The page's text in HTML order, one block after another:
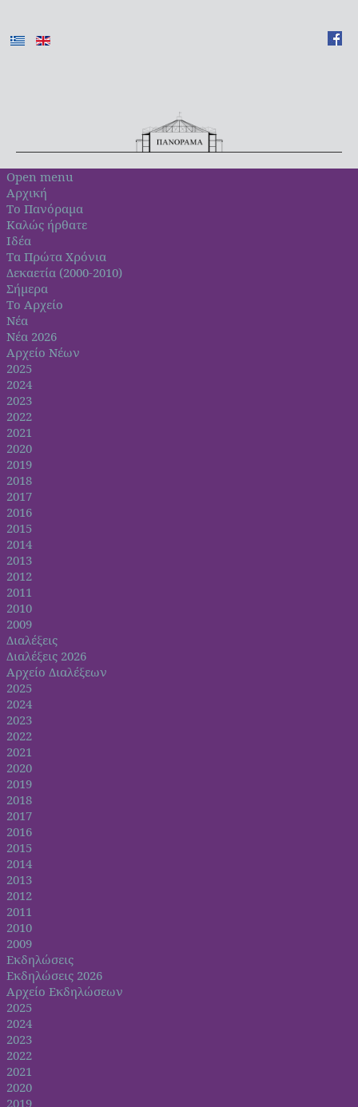
Open menu
Αρχική
Το Πανόραμα
Καλώς ήρθατε
Ιδέα
Τα Πρώτα Χρόνια
Δεκαετία (2000-2010)
Σήμερα
Το Αρχείο
Νέα
Νέα 2026
Αρχείο Νέων
2025
2024
2023
2022
2021
2020
2019
2018
2017
2016
2015
2014
2013
2012
2011
2010
2009
Διαλέξεις
Διαλέξεις 2026
Αρχείο Διαλέξεων
2025
2024
2023
2022
2021
2020
2019
2018
2017
2016
2015
2014
2013
2012
2011
2010
2009
Εκδηλώσεις
Εκδηλώσεις 2026
Αρχείο Εκδηλώσεων
2025
2024
2023
2022
2021
2020
2019